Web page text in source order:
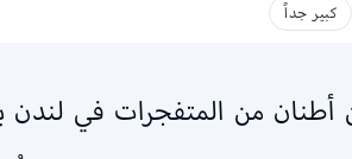
كبير جداً
من المتفجرات في لندن